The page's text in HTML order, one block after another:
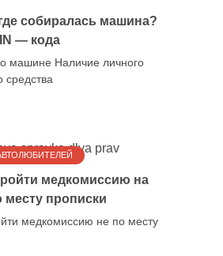
собиралась машина?
— кода
машине Наличие личного
средства
медкомиссию на
месту прописки
медкомиссию не по месту